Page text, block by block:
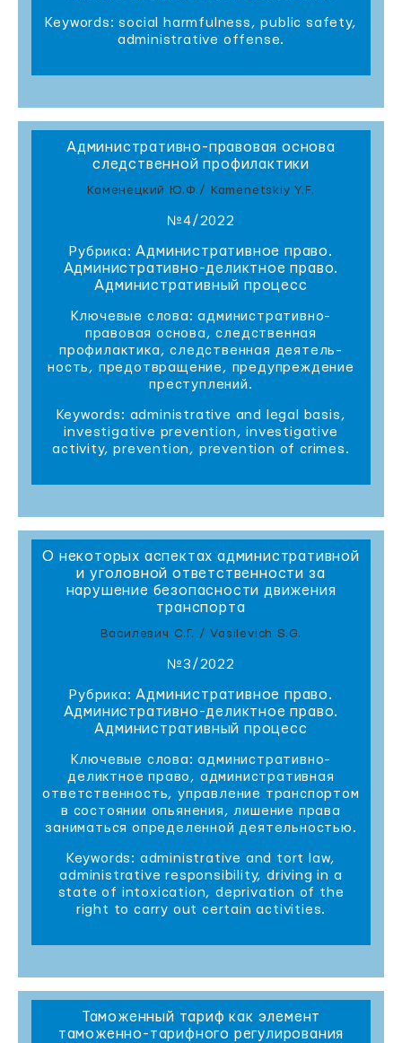
Keywords: social harmfulness, public safety,
administrative offense.
Административно-правовая основа
следственной профилактики
Каменецкий Ю.Ф./ Kamenetskiy Y.F.
№4/2022
Рубрика:Административное право.
Административно-деликтное право.
Административный процесс
Ключевые слова: административно-
правовая основа, следственная
профилактика, следственная деятель-
ность, предотвращение, предупреждение
преступлений.
Keywords: administrative and legal basis,
investigative prevention, investigative
activity, prevention, prevention of crimes.
О некоторых аспектах административной
и уголовной ответственности за
нарушение безопасности движения
транспорта
Василевич С.Г. / Vasilevich S.G.
№3/2022
Рубрика:Административное право.
Административно-деликтное право.
Административный процесс
Ключевые слова: административно-
деликтное право, административная
ответственность, управление транспортом
в состоянии опьянения, лишение права
заниматься определенной деятельностью.
Keywords: administrative and tort law,
administrative responsibility, driving in a
state of intoxication, deprivation of the
right to carry out certain activities.
Таможенный тариф как элемент
таможенно-тарифного регулирования